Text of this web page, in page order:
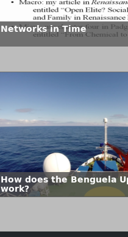
Networks in Time
How does the Benguela
work?